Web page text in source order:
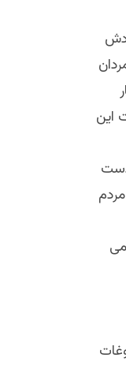
این
دست